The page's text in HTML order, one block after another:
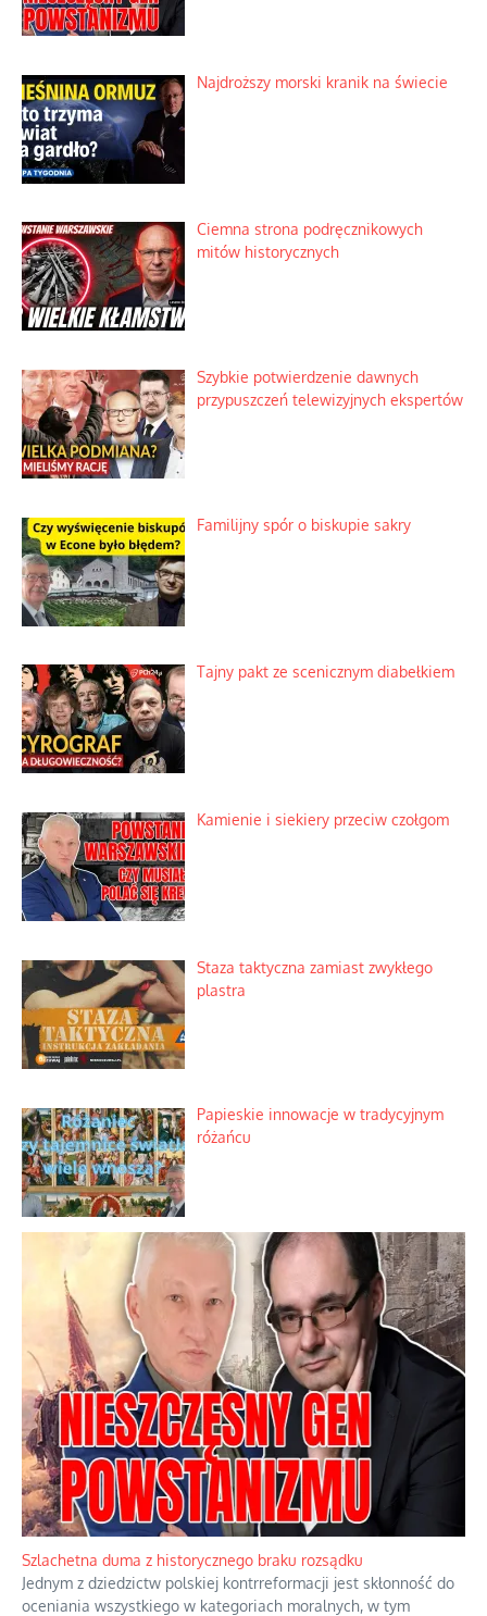
Najdroższy morski kranik na świecie
Ciemna strona podręcznikowych
mitów historycznych
Szybkie potwierdzenie dawnych
przypuszczeń telewizyjnych ekspertów
Familijny spór o biskupie sakry
Tajny pakt ze scenicznym diabełkiem
Kamienie i siekiery przeciw czołgom
Staza taktyczna zamiast zwykłego
plastra
Papieskie innowacje w tradycyjnym
różańcu
Szlachetna duma z historycznego braku rozsądku
Jednym z dziedzictw polskiej kontrreformacji jest skłonność do
oceniania wszystkiego w kategoriach moralnych, w tym